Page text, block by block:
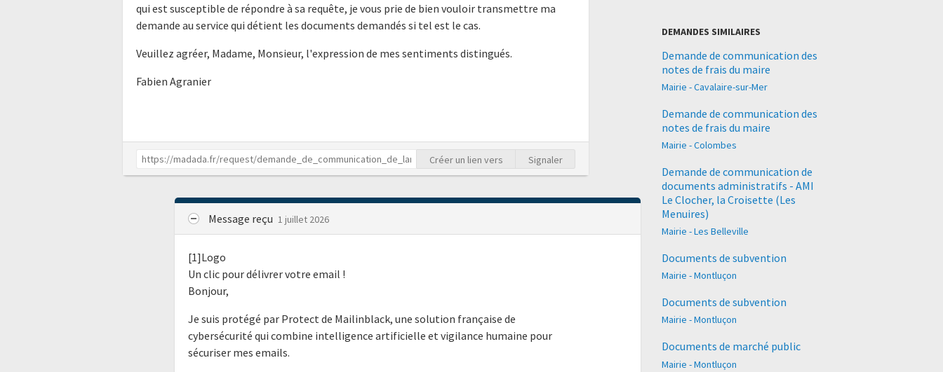
qui est susceptible de répondre à sa requête, je vous prie de bien vouloir transmettre ma
demande au service qui détient les documents demandés si tel est le cas.
Veuillez agréer, Madame, Monsieur, l'expression de mes sentiments distingués.
Fabien Agranier
Créer un lien vers Signaler
Message reçu 1 juillet 2026
[1]Logo
Un clic pour délivrer votre email !
Bonjour,
Je suis protégé par Protect de Mailinblack, une solution française de
cybersécurité qui combine intelligence artificielle et vigilance humaine pour
sécuriser mes emails.
DEMANDES SIMILAIRES
Demande de communication des
notes de frais du maire
Mairie - Cavalaire-sur-Mer
Demande de communication des
notes de frais du maire
Mairie - Colombes
Demande de communication de
documents administratifs - AMI
Le Clocher, la Croisette (Les
Menuires)
Mairie - Les Belleville
Documents de subvention
Mairie - Montluçon
Documents de subvention
Mairie - Montluçon
Documents de marché public
Mairie - Montluçon